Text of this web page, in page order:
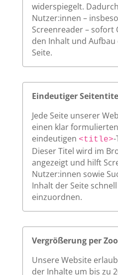
widerspiegelt.
Nutzer:innen –
Screenreader –
den Inhalt und Aufbau
Seite.
Eindeutiger
Jede Seite unserer
einen klar
eindeutigen <title>
Dieser Titel wird im
angezeigt und hilft
Nutzer:innen sowie
Inhalt der Seite
einzuordnen.
Vergrößerung per
Unsere Website
der Inhalte um bis zu